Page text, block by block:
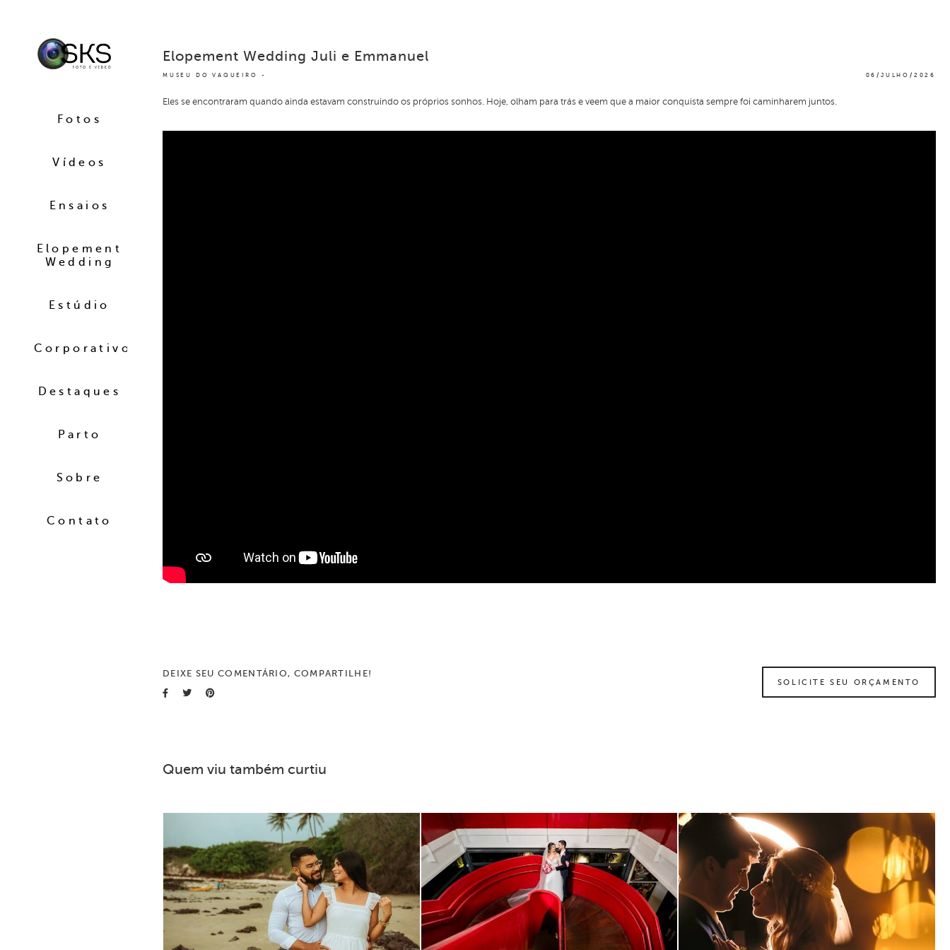
Fotos
Vídeos
Ensaios
Elopement
Wedding
Estúdio
Corporativo
Destaques
Parto
Sobre
Contato
MUSEU DO VAQUEIRO 06/JULHO/2026
Elopement Wedding Juli e Emmanuel
Eles se encontraram quando ainda estavam construindo os próprios sonhos. Hoje, olham para trás e veem que a maior conquista sempre foi caminharem juntos.
DEIXE SEU COMENTÁRIO, COMPARTILHE!
SOLICITE SEU ORÇAMENTO
Quem viu também curtiu